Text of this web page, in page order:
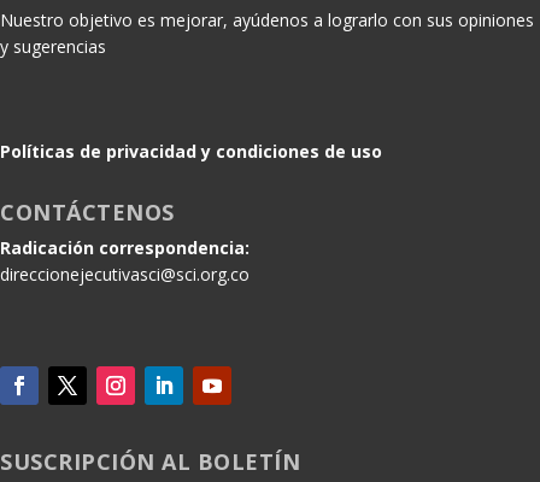
Nuestro objetivo es mejorar, ayúdenos a lograrlo con sus opiniones
y sugerencias
Políticas de privacidad y condiciones de uso
CONTÁCTENOS
Radicación correspondencia:
direccionejecutivasci@sci.org.co
SUSCRIPCIÓN AL BOLETÍN